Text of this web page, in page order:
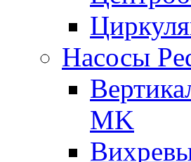
Насосы
MK